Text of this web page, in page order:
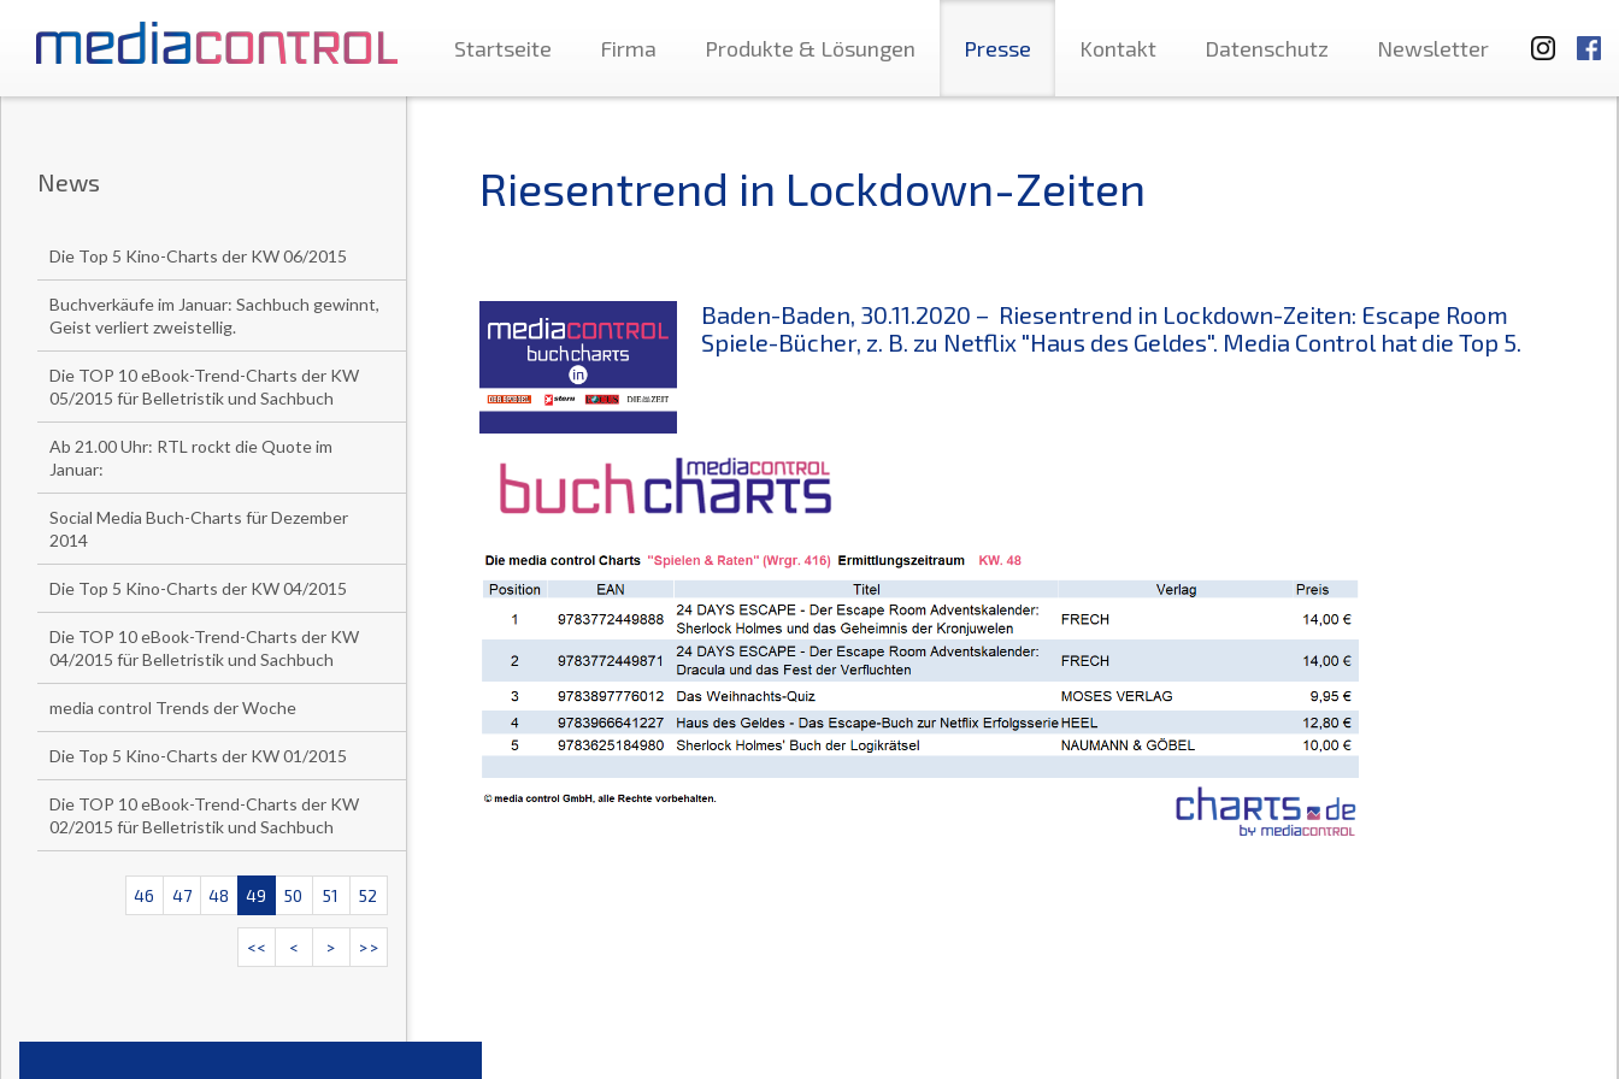
Startseite Firma Produkte & Lösungen Presse Kontakt Datenschutz Newsletter
News
Die Top 5 Kino-Charts der KW 06/2015
Buchverkäufe im Januar: Sachbuch gewinnt,
Geist verliert zweistellig.
Die TOP 10 eBook-Trend-Charts der KW
05/2015 für Belletristik und Sachbuch
Ab 21.00 Uhr: RTL rockt die Quote im
Januar:
Social Media Buch-Charts für Dezember
2014
Die Top 5 Kino-Charts der KW 04/2015
Die TOP 10 eBook-Trend-Charts der KW
04/2015 für Belletristik und Sachbuch
media control Trends der Woche
Die Top 5 Kino-Charts der KW 01/2015
Die TOP 10 eBook-Trend-Charts der KW
02/2015 für Belletristik und Sachbuch
46 47 48 49 50 51 52
<< < > >>
Riesentrend in Lockdown-Zeiten
Baden-Baden, 30.11.2020 – Riesentrend in Lockdown-Zeiten: Escape Room
Spiele-Bücher, z. B. zu Netflix "Haus des Geldes". Media Control hat die Top 5.